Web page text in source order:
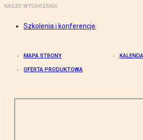
NASZE WYDARZENIA
Szkolenia i konferencje
MAPA STRONY
OFERTA PRODUKTOWA